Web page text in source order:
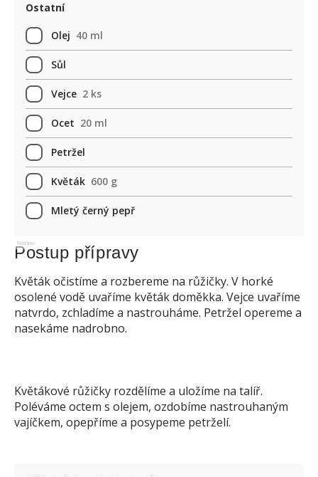
Ostatní
Olej 40 ml
Sůl
Vejce 2 ks
Ocet 20 ml
Petržel
Květák 600 g
Mletý černý pepř
Reklama
Postup přípravy
Květák očistíme a rozbereme na růžičky. V horké
osolené vodě uvaříme květák doměkka. Vejce uvaříme
natvrdo, zchladíme a nastrouháme. Petržel opereme a
nasekáme nadrobno.
Květákové růžičky rozdělíme a uložíme na talíř.
Poléváme octem s olejem, ozdobíme nastrouhaným
vajíčkem, opepříme a posypeme petrželí.